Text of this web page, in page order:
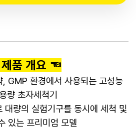
품 개요 ☜
GMP 환경에서 사용되는 고성능
량 초자세척기
량의 실험기구를 동시에 세척 및
있는 프리미엄 모델